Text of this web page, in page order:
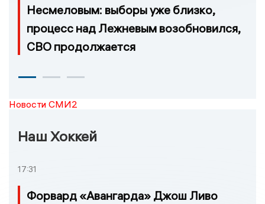
Несмеловым: выборы уже близко,
процесс над Лежневым возобновился,
СВО продолжается
Новости СМИ2
Наш Хоккей
17:31
Форвард «Авангарда» Джош Ливо